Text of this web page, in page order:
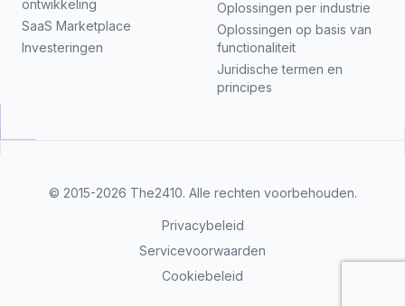
ontwikkeling
SaaS Marketplace
Investeringen
Oplossingen per industrie
Oplossingen op basis van
functionaliteit
Juridische termen en
principes
© 2015-2026 The2410. Alle rechten voorbehouden.
Privacybeleid
Servicevoorwaarden
Cookiebeleid